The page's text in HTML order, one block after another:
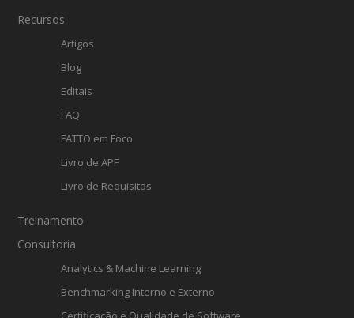
Recursos
Artigos
Blog
Editais
FAQ
FATTO em Foco
Livro de APF
Livro de Requisitos
Treinamento
Consultoria
Analytics & Machine Learning
Benchmarking Interno e Externo